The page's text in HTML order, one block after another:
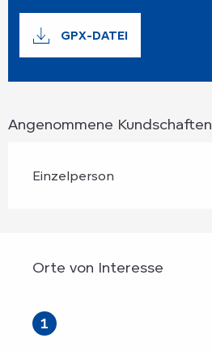
Dokumentation
GPX-DATEI
Angenommene Kundschaften
Einzelperson
Orte von Interesse
1